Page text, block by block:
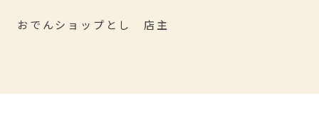
おでんショップとし 店主